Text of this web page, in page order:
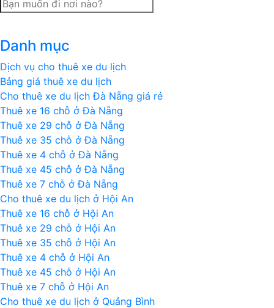
du
–
Thiền
Danh mục
Dịch vụ cho thuê xe du lịch
Bảng giá thuê xe du lịch
Cho thuê xe du lịch Đà Nẵng giá rẻ
Thuê xe 16 chỗ ở Đà Nẵng
Thuê xe 29 chỗ ở Đà Nẵng
Thuê xe 35 chỗ ở Đà Nẵng
Thuê xe 4 chỗ ở Đà Nẵng
Thuê xe 45 chỗ ở Đà Nẵng
Thuê xe 7 chỗ ở Đà Nẵng
Cho thuê xe du lịch ở Hội An
Thuê xe 16 chỗ ở Hội An
Thuê xe 29 chỗ ở Hội An
Thuê xe 35 chỗ ở Hội An
Thuê xe 4 chỗ ở Hội An
Thuê xe 45 chỗ ở Hội An
Thuê xe 7 chỗ ở Hội An
Cho thuê xe du lịch ở Quảng Bình